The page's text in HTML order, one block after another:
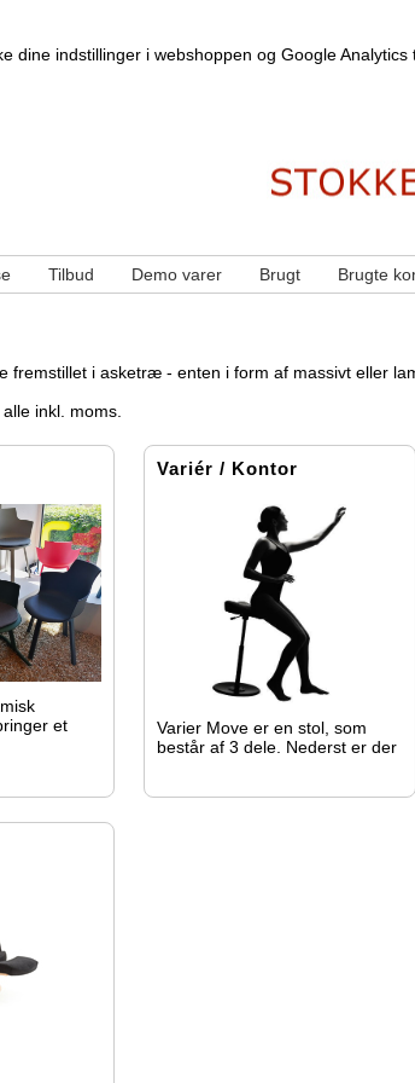
dine indstillinger i webshoppen og Google Analytics
Tilbud Demo varer Brugt Brugte
fremstillet i asketræ - enten i form af massivt eller
inkl. moms.
et
Variér / Kontor
Varier Move er en stol, som
består af 3 dele. Nederst er der